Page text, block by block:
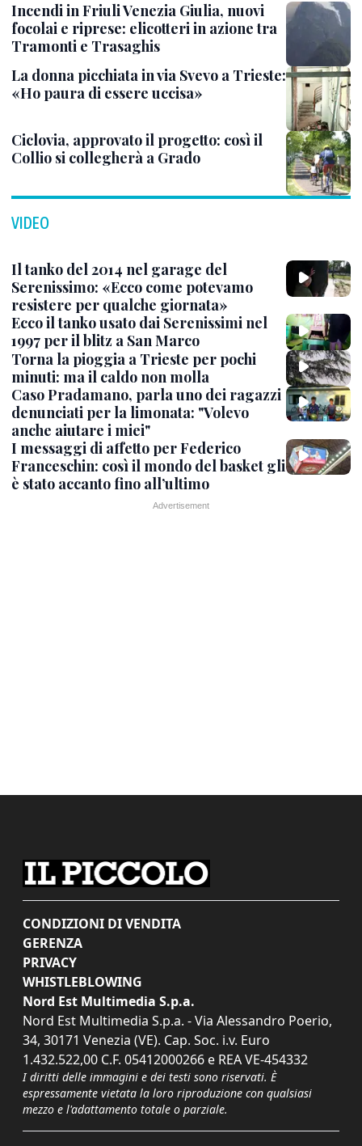
Incendi in Friuli Venezia Giulia, nuovi
focolai e riprese: elicotteri in azione tra
Tramonti e Trasaghis
La donna picchiata in via Svevo a Trieste:
«Ho paura di essere uccisa»
Ciclovia, approvato il progetto: così il
Collio si collegherà a Grado
VIDEO
Il tanko del 2014 nel garage del
Serenissimo: «Ecco come potevamo
resistere per qualche giornata»
Ecco il tanko usato dai Serenissimi nel
1997 per il blitz a San Marco
Torna la pioggia a Trieste per pochi
minuti: ma il caldo non molla
Caso Pradamano, parla uno dei ragazzi
denunciati per la limonata: "Volevo
anche aiutare i miei"
I messaggi di affetto per Federico
Franceschin: così il mondo del basket gli
è stato accanto fino all’ultimo
CONDIZIONI DI VENDITA
GERENZA
PRIVACY
WHISTLEBLOWING
Nord Est Multimedia S.p.a.
Nord Est Multimedia S.p.a. - Via Alessandro Poerio,
34, 30171 Venezia (VE). Cap. Soc. i.v. Euro
1.432.522,00 C.F. 05412000266 e REA VE-454332
I diritti delle immagini e dei testi sono riservati. È
espressamente vietata la loro riproduzione con qualsiasi
mezzo e l'adattamento totale o parziale.